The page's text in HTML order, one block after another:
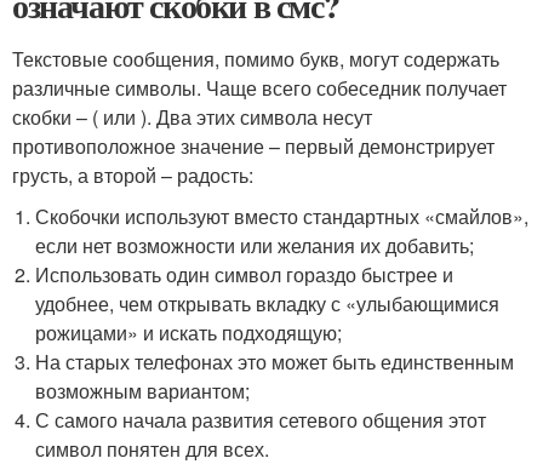
Текстовые сообщения, помимо букв, могут содержать
различные символы. Чаще всего собеседник получает
скобки – ( или ). Два этих символа несут
противоположное значение – первый демонстрирует
грусть, а второй – радость:
Скобочки используют вместо стандартных «смайлов»,
если нет возможности или желания их добавить;
Использовать один символ гораздо быстрее и
удобнее, чем открывать вкладку с «улыбающимися
рожицами» и искать подходящую;
На старых телефонах это может быть единственным
возможным вариантом;
С самого начала развития сетевого общения этот
символ понятен для всех.